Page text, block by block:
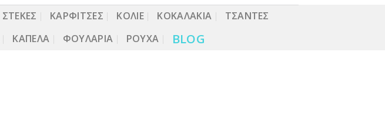
ΣΤΈΚΕΣ ΚΑΡΦΙΤΣΕΣ ΚΟΛΙΕ ΚΟΚΑΛΆΚΙΑ
ΤΣΆΝΤΕΣ
ΚΑΠΈΛΑ ΦΟΥΛΆΡΙΑ ΡΟΎΧΑ BLOG